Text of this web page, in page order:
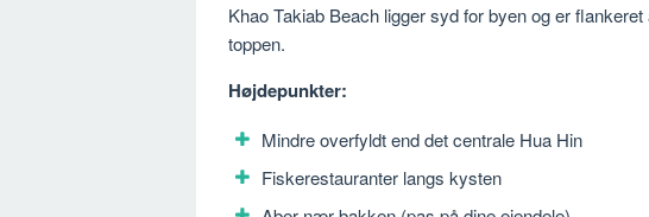
Khao Takiab Beach ligger syd for byen og er
toppen.
Højdepunkter:
Mindre overfyldt end det centrale Hua Hin
Fiskerestauranter langs kysten